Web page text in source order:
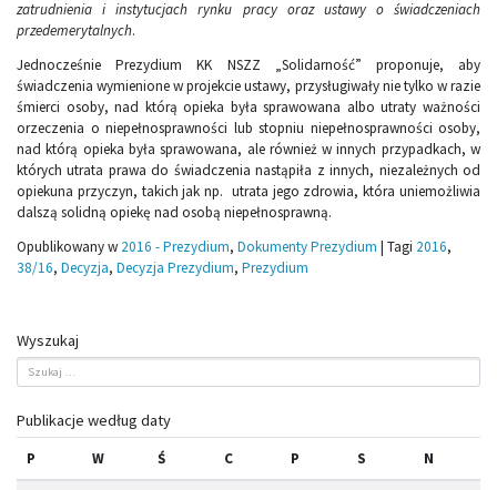
zatrudnienia i instytucjach rynku pracy oraz ustawy o świadczeniach
przedemerytalnych.
Jednocześnie Prezydium KK NSZZ „Solidarność” proponuje, aby
świadczenia wymienione w projekcie ustawy, przysługiwały nie tylko w razie
śmierci osoby, nad którą opieka była sprawowana albo utraty ważności
orzeczenia o niepełnosprawności lub stopniu niepełnosprawności osoby,
nad którą opieka była sprawowana, ale również w innych przypadkach, w
których utrata prawa do świadczenia nastąpiła z innych, niezależnych od
opiekuna przyczyn, takich jak np. utrata jego zdrowia, która uniemożliwia
dalszą solidną opiekę nad osobą niepełnosprawną.
Opublikowany w 2016 - Prezydium, Dokumenty Prezydium | Tagi 2016,
38/16, Decyzja, Decyzja Prezydium, Prezydium
Wyszukaj
Publikacje według daty
P W Ś C P S N